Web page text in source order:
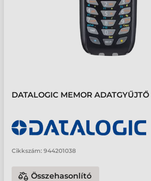
DATALOGIC MEMOR ADATGYŰJTŐ
Cikkszám: 944201038
Összehasonlító